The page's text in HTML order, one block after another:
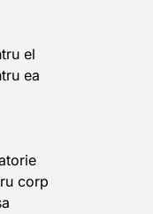
el
ea
corp